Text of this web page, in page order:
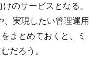
のサービスとなる。
、実現したい管理運用
まとめておくと、ミ
だろう。